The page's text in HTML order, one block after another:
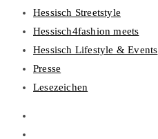
Hessisch Streetstyle
Hessisch4fashion meets
Hessisch Lifestyle & Events
Presse
Lesezeichen